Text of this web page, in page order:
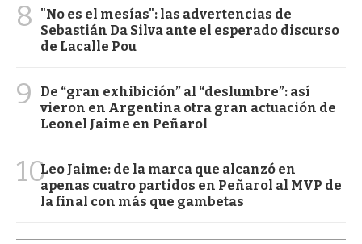
8
"No es el mesías": las advertencias de
Sebastián Da Silva ante el esperado discurso
de Lacalle Pou
9
De “gran exhibición” al “deslumbre”: así
vieron en Argentina otra gran actuación de
Leonel Jaime en Peñarol
10Leo Jaime: de la marca que alcanzó en
apenas cuatro partidos en Peñarol al MVP de
la final con más que gambetas